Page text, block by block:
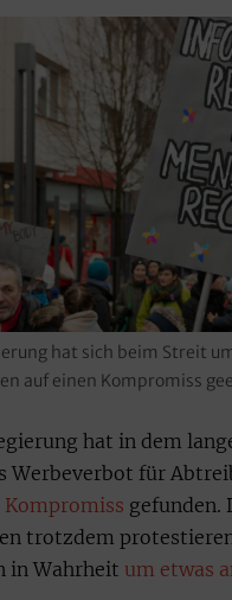
hat sich beim Streit
auf einen Kompromiss
hat in dem
Werbeverbot für
Kompromiss gefunden.
trotzdem
in Wahrheit um etwas